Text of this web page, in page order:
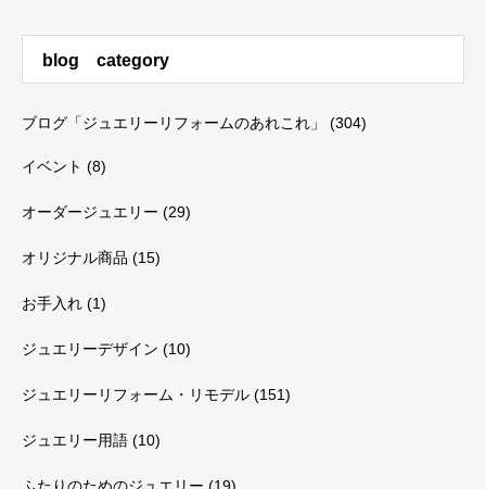
blog category
ブログ「ジュエリーリフォームのあれこれ」 (304)
イベント (8)
オーダージュエリー (29)
オリジナル商品 (15)
お手入れ (1)
ジュエリーデザイン (10)
ジュエリーリフォーム・リモデル (151)
ジュエリー用語 (10)